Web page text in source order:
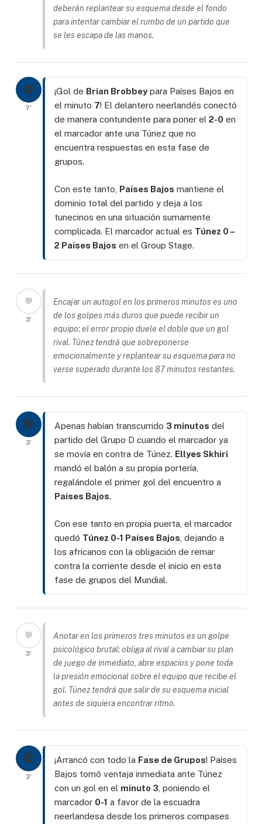
deberán replantear su esquema desde el fondo
para intentar cambiar el rumbo de un partido que
se les escapa de las manos.
⚽
7'
¡Gol de Brian Brobbeypara Países Bajos en
el minuto 7! El delantero neerlandés conectó
de manera contundente para poner el 2-0 en
el marcador ante una Túnez que no
encuentra respuestas en esta fase de
grupos.
Con este tanto, Países Bajos mantiene el
dominio total del partido y deja a los
tunecinos en una situación sumamente
complicada. El marcador actual es Túnez 0 –
2 Países Bajos en el Group Stage.
💬
3'
Encajar un autogol en los primeros minutos es uno
de los golpes más duros que puede recibir un
equipo: el error propio duele el doble que un gol
rival. Túnez tendrá que sobreponerse
emocionalmente y replantear su esquema para no
verse superado durante los 87 minutos restantes.
⚽
3'
Apenas habían transcurrido 3 minutos del
partido del Grupo D cuando el marcador ya
se movía en contra de Túnez. Ellyes Skhiri
mandó el balón a su propia portería,
regalándole el primer gol del encuentro a
Países Bajos.
Con ese tanto en propia puerta, el marcador
quedó Túnez 0-1 Países Bajos , dejando a
los africanos con la obligación de remar
contra la corriente desde el inicio en esta
fase de grupos del Mundial.
💬
3'
Anotar en los primeros tres minutos es un golpe
psicológico brutal: obliga al rival a cambiar su plan
de juego de inmediato, abre espacios y pone toda
la presión emocional sobre el equipo que recibe el
gol. Túnez tendrá que salir de su esquema inicial
antes de siquiera encontrar ritmo.
⚽
3'
¡Arrancó con todo la Fase de Grupos! Países
Bajos tomó ventaja inmediata ante Túnez
con un gol en el minuto 3 , poniendo el
marcador 0-1 a favor de la escuadra
neerlandesa desde los primeros compases